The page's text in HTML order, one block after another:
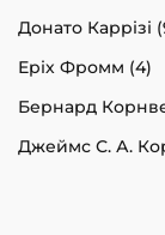
Донато Каррізі
Еріх Фромм (4)
Бернард
Джеймс С. А.